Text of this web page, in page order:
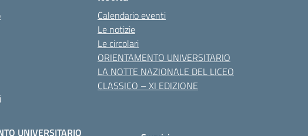
Calendario eventi
Le notizie
Le circolari
ORIENTAMENTO UNIVERSITARIO
LA NOTTE NAZIONALE DEL LICEO
CLASSICO – XI EDIZIONE
UNIVERSITARIO